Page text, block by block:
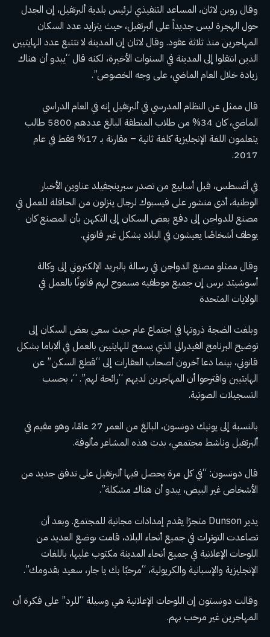
وقال روبن لاثان، المساعد التنفيذي لرئيس بلدية ألبرتفيل، إن الجدل
حول الهجرة ليس جديداً على ألبرتفيل، حيث يتزايد عدد السكان
المهاجرين منذ ثلاثة عقود. وقال لاثان إن المدينة لا تتتبع عدد الهايتيين
الذين انتقلوا إلى المدينة في السنوات الأخيرة، لكنه قال “يبدو أن هناك
زيادة خلال العام الماضي، على وجه الخصوص”.
قال ممثل عن النظام المدرسي في ألبرتفيل إنه في العام الدراسي
الماضي، كان 34% من طلاب المنطقة البالغ عددهم 5800 طالب
يتعلمون اللغة الإنجليزية كلغة ثانية – مقارنة بـ 17% فقط في عام
2017.
في أغسطس، قبل أسابيع من تصدر سبرينجفيلد عناوين الأخبار
الوطنية، أدى منشور على فيسبوك لرجال ينزلون من الحافلة للعمل في
مصنع للدواجن إلى دفع بعض السكان إلى التكهن بأن المصنع كان
يوظف أشخاصًا يعيشون في البلاد بشكل غير قانوني.
وقال ممثلو مصنع الدواجن في رسالة بالبريد الإلكتروني إلى وكالة
أسوشيتد برس إن جميع موظفيه مسموح لهم قانونًا بالعمل في
الولايات المتحدة
وبلغت الضجة ذروتها في اجتماع عام حيث سعى بعض السكان إلى
توضيح البرنامج الفيدرالي الذي يسمح للهايتيين بالعمل في ألاباما بشكل
قانوني، بينما دعا آخرون أصحاب العقارات إلى “قطع السكن” عن
الهايتيين واقترحوا أن المهاجرين لديهم “رائحة لهم”. “، بحسب
التسجيلات الصوتية.
بالنسبة إلى يونيك دونسون، البالغ من العمر 27 عامًا، وهو مقيم في
ألبرتفيل وناشط مجتمعي، بدت هذه المشاعر مألوفة.
قال دونسون: “في كل مرة يحصل فيها ألبرتفيل على تدفق جديد من
الأشخاص غير البيض، يبدو أن هناك مشكلة”.
يدير Dunson متجرًا يقدم إمدادات مجانية للمجتمع. وبعد أن
تصاعدت التوترات في جميع أنحاء البلاد، قامت بوضع العديد من
اللوحات الإعلانية في جميع أنحاء المدينة مكتوب عليها، باللغات
الإنجليزية والإسبانية والكريولية، “مرحبًا بك يا جار، سعيد بقدومك”.
وقالت دونستون إن اللوحات الإعلانية هي وسيلة “للرد” على فكرة أن
المهاجرين غير مرحب بهم.